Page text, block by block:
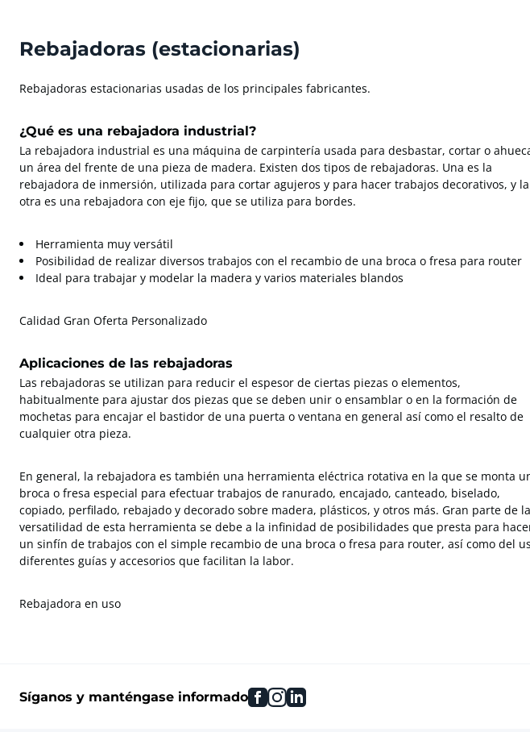
Rebajadoras (estacionarias)
Rebajadoras estacionarias usadas de los principales fabricantes.
¿Qué es una rebajadora industrial?
La rebajadora industrial es una máquina de carpintería usada para desbastar, cortar o
un área del frente de una pieza de madera. Existen dos tipos de rebajadoras. Una es la
rebajadora de inmersión, utilizada para cortar agujeros y para hacer trabajos decorativos, y la
otra es una rebajadora con eje fijo, que se utiliza para bordes.
Herramienta muy versátil
Posibilidad de realizar diversos trabajos con el recambio de una broca o fresa para router
Ideal para trabajar y modelar la madera y varios materiales blandos
Calidad Gran Oferta Personalizado
Aplicaciones de las rebajadoras
Las rebajadoras se utilizan para reducir el espesor de ciertas piezas o elementos,
habitualmente para ajustar dos piezas que se deben unir o ensamblar o en la formación de
mochetas para encajar el bastidor de una puerta o ventana en general así como el resalto de
cualquier otra pieza.
En general, la rebajadora es también una herramienta eléctrica rotativa en la que se monta
broca o fresa especial para efectuar trabajos de ranurado, encajado, canteado, biselado,
copiado, perfilado, rebajado y decorado sobre madera, plásticos, y otros más. Gran parte de la
versatilidad de esta herramienta se debe a la infinidad de posibilidades que presta para
un sinfín de trabajos con el simple recambio de una broca o fresa para router, así como del
diferentes guías y accesorios que facilitan la labor.
Rebajadora en uso
Síganos y manténgase informado facebook
instagram
linkedin